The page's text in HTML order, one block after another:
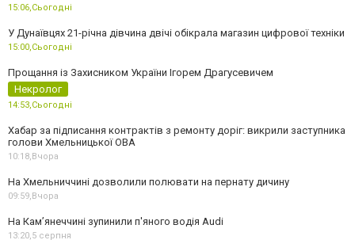
15:06,Сьогодні
У Дунаївцях 21-річна дівчина двічі обікрала магазин цифрової техніки
15:00,Сьогодні
Прощання із Захисником України Ігорем Драгусевичем
Некролог
14:53,Сьогодні
Хабар за підписання контрактів з ремонту доріг: викрили заступника
голови Хмельницької ОВА
10:18,Вчора
На Хмельниччині дозволили полювати на пернату дичину
09:59,Вчора
На Камʼянеччині зупинили п'яного водія Audi
13:20,5 серпня